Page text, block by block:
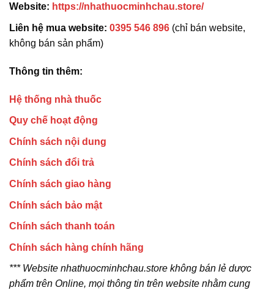
Website: https://nhathuocminhchau.store/
Liên hệ mua website: 0395 546 896 (chỉ bán website,
không bán sản phẩm)
Thông tin thêm:
Hệ thống nhà thuốc
Quy chế hoạt động
Chính sách nội dung
Chính sách đổi trả
Chính sách giao hàng
Chính sách bảo mật
Chính sách thanh toán
Chính sách hàng chính hãng
*** Website nhathuocminhchau.store không bán lẻ dược
phẩm trên Online, mọi thông tin trên website nhằm cung